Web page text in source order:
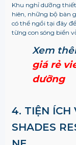
Khu nghỉ dưỡng
hiên, những bộ bàn
có thể ngồi tại đây
từng con sóng biển
Xem
giá rẻ
dưỡng
4. TIỆN ÍCH
SHADES